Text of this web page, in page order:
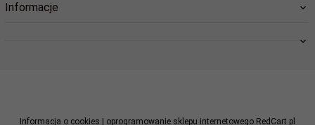
Informacje
Informacja o cookies oprogramowanie sklepu internetowego RedCart.pl